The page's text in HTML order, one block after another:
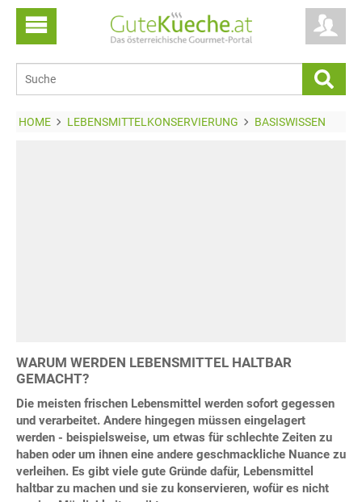
HOME LEBENSMITTELKONSERVIERUNG BASISWISSEN
WARUM WERDEN LEBENSMITTEL HALTBAR
GEMACHT?
Die meisten frischen Lebensmittel werden sofort gegessen
und verarbeitet. Andere hingegen müssen eingelagert
werden - beispielsweise, um etwas für schlechte Zeiten zu
haben oder um ihnen eine andere geschmackliche Nuance zu
verleihen. Es gibt viele gute Gründe dafür, Lebensmittel
haltbar zu machen und sie zu konservieren, wofür es nicht